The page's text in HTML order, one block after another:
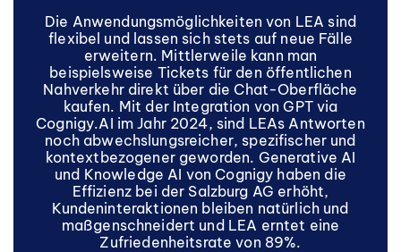
Die Anwendungsmöglichkeiten von LEA sind
flexibel und lassen sich stets auf neue Fälle
erweitern. Mittlerweile kann man
beispielsweise Tickets für den öffentlichen
Nahverkehr direkt über die Chat-Oberfläche
kaufen. Mit der Integration von GPT via
Cognigy.AI im Jahr 2024, sind LEAs Antworten
noch abwechslungsreicher, spezifischer und
kontextbezogener geworden. Generative AI
und Knowledge AI von Cognigy haben die
Effizienz bei der Salzburg AG erhöht,
Kundeninteraktionen bleiben natürlich und
maßgenschneidert und LEA erntet eine
Zufriedenheitsrate von 89%.